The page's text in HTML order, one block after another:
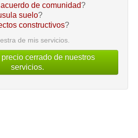
de comunidad?
suelo?
constructivos?
de mis servicios.
cerrado de nuestros
servicios.